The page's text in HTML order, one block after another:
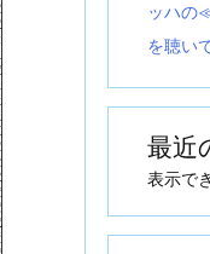
ッハの
を聴い
最近
表示で